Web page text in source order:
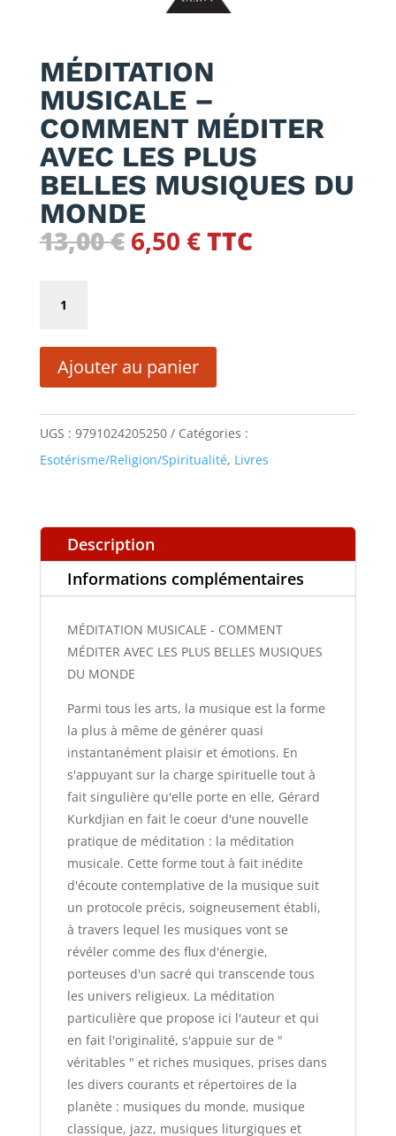
MÉDITATION
MUSICALE –
COMMENT MÉDITER
AVEC LES PLUS
BELLES MUSIQUES DU
MONDE
13,00€ Le
13,00 €.
6,50 €Le
6,50 €.
TTC
MÉDITATION
MUSICALE
COMMENT
MÉDITER
PLUS
BELLES
MUSIQUES
MONDE
Ajouter au panier
UGS : 9791024205250
Catégories :
Esotérisme/Religion/Spiritualité, Livres
Description
Informations complémentaires
MÉDITATION MUSICALE - COMMENT
MÉDITER AVEC LES PLUS BELLES MUSIQUES
DU MONDE
Parmi tous les arts, la musique est la forme
la plus à même de générer quasi
instantanément plaisir et émotions. En
s'appuyant sur la charge spirituelle tout à
fait singulière qu'elle porte en elle, Gérard
Kurkdjian en fait le coeur d'une nouvelle
pratique de méditation : la méditation
musicale. Cette forme tout à fait inédite
d'écoute contemplative de la musique suit
un protocole précis, soigneusement établi,
à travers lequel les musiques vont se
révéler comme des flux d'énergie,
porteuses d'un sacré qui transcende tous
les univers religieux. La méditation
particulière que propose ici l'auteur et qui
en fait l'originalité, s'appuie sur de "
véritables " et riches musiques, prises dans
les divers courants et répertoires de la
planète : musiques du monde, musique
classique, jazz, musiques liturgiques et